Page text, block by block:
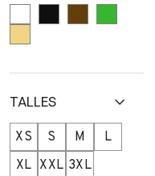
TALLES
XS S M
L
XL XXL 3XL